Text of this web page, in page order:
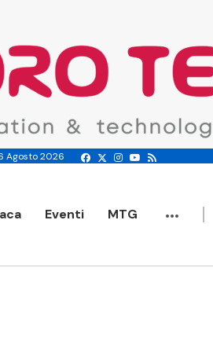
Agosto 2026
Eventi MTG ...